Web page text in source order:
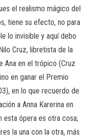
el realismo mágico del
tiene su efecto, no para
lo invisible y aquí debo
Cruz, libretista de la
Ana en el trópico (Cruz
en ganar el Premio
en lo que recuerdo de
a Anna Karerina en
esta ópera es otra cosa;
la una con la otra, más